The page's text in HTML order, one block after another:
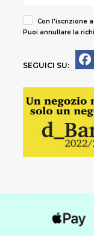
Con l'iscrizione
Puoi annullare la
SEGUICI SU: